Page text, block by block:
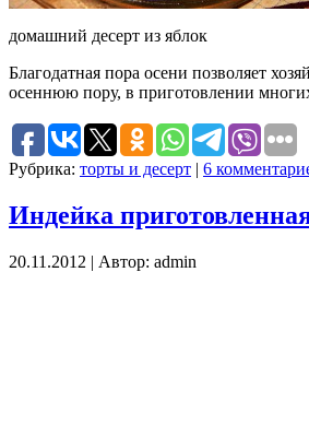
домашний десерт из яблок
Благодатная пора осени позволяет
осеннюю пору, в приготовлении
Рубрика: торты и десерт 6
Индейка
20.11.2012 | Автор: admin